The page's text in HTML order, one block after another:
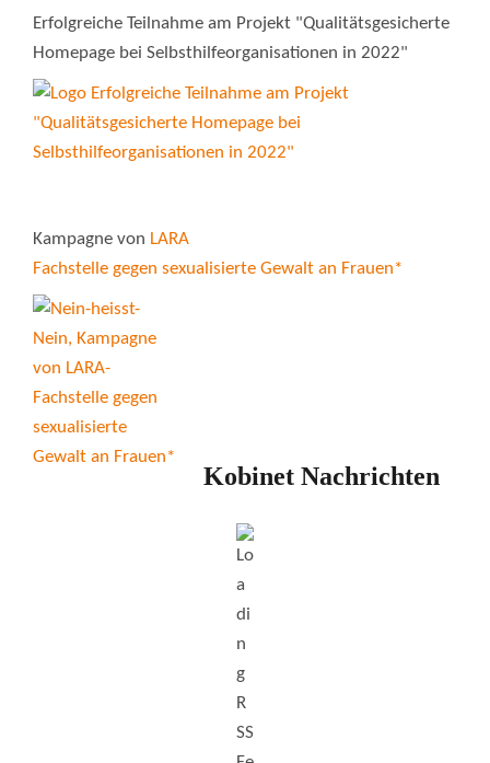
Erfolgreiche Teilnahme am Projekt "Qualitätsgesicherte
Homepage bei Selbsthilfeorganisationen in 2022"
Kampagne von LARA
Fachstelle gegen sexualisierte Gewalt an Frauen*
Kobinet Nachrichten